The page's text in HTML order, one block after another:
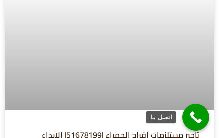
تاجير مستلزمات افراح الجهراء |51678199| الابداع
اتصل بنا